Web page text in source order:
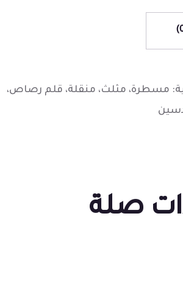
مسطرة، مثلث، منقلة، قلم رصاص،
صلة